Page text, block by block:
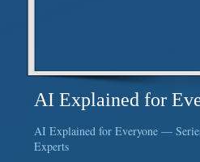
AI Explained for
AI Explained for Everyone —
Experts